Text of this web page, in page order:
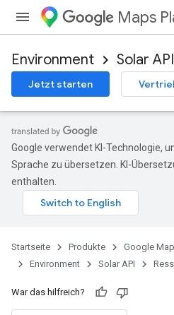
Maps
Environment Solar API
Jetzt starten
Google verwendet KI-Technologie,
Sprache zu übersetzen. KI-
enthalten.
Startseite Produkte Google
Environment
Solar API
War das hilfreich?